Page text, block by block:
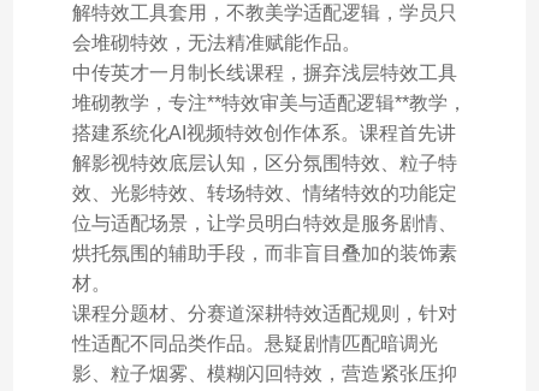
解特效工具套用，不教美学适配逻辑，学员只
会堆砌特效，无法精准赋能作品。
中传英才一月制长线课程，摒弃浅层特效工具
堆砌教学，专注**特效审美与适配逻辑**教学，
搭建系统化AI视频特效创作体系。课程首先讲
解影视特效底层认知，区分氛围特效、粒子特
效、光影特效、转场特效、情绪特效的功能定
位与适配场景，让学员明白特效是服务剧情、
烘托氛围的辅助手段，而非盲目叠加的装饰素
材。
课程分题材、分赛道深耕特效适配规则，针对
性适配不同品类作品。悬疑剧情匹配暗调光
影、粒子烟雾、模糊闪回特效，营造紧张压抑